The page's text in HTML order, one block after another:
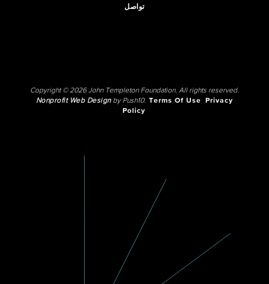
تواصل
Copyright © 2026 John Templeton Foundation. All rights reserved.
Nonprofit Web Designby Push10. Terms Of Use
Privacy
Policy